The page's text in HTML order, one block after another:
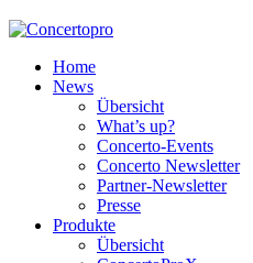
Home
News
Übersicht
What’s up?
Concerto-Events
Concerto Newsletter
Partner-Newsletter
Presse
Produkte
Übersicht